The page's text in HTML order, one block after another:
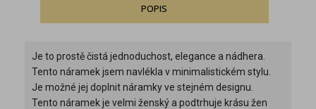
POPIS
Je to prostě čistá jednoduchost, elegance a nádhera.
Tento náramek jsem navlékla v minimalistickém stylu.
Je možné jej doplnit náramky ve stejném designu.
Tento náramek je velmi ženský a podtrhuje krásu žen